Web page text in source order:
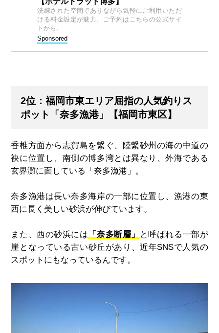
洗練された空間でありながら気軽にご利用いただ
ける料金設定が魅力。ご予約はこちらの公式サイ
トから。
Sponsored
2位：福岡市東エリア屈指の人気釣りス
ポット「奈多漁港」【福岡市東区】
香椎方面から志賀島を繋ぐ、 陸繋砂州 の海の中道の
袂に位置し、南側の博多湾とは異なり、外海である
玄界灘に面している「奈多漁港」。
奈多漁港は長い奈多海岸の一部に位置し、漁港の東
西に長く美しい砂浜が伸びています。
また、西の砂浜には 「奈多断層」
と呼ばれる一部が
崖となっている古い砂丘があり、近年SNSで人気の
スポットにもなっているんです。